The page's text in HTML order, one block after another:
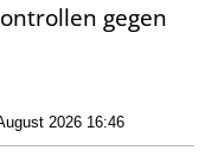
gegen
2026 16:46